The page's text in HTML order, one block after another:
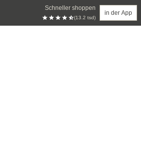
Schneller shoppen
(13.2 tsd)
in der App